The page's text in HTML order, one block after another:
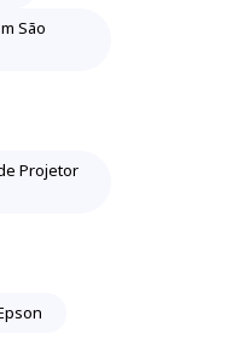
São
Projetor